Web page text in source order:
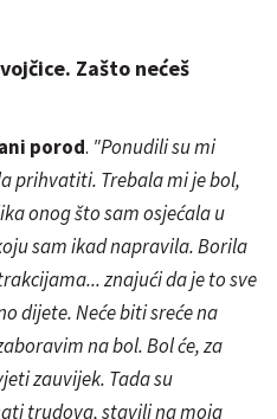
Zašto nećeš
porod. "Ponudili su mi
prihvatiti. Trebala mi je bol,
onog što sam osjećala u
sam ikad napravila. Borila
znajući da je to sve
dijete. Neće biti sreće na
na bol. Bol će, za
zauvijek. Tada su
trudova, stavili na moja